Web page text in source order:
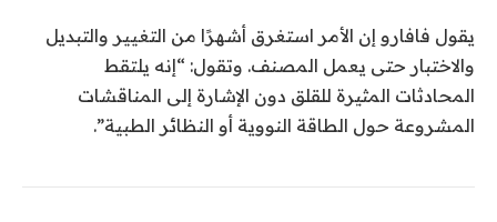
يقول فافارو إن الأمر استغرق أشهرًا من التغيير والتبديل
والاختبار حتى يعمل المصنف. وتقول: “إنه يلتقط
المحادثات المثيرة للقلق دون الإشارة إلى المناقشات
المشروعة حول الطاقة النووية أو النظائر الطبية”.